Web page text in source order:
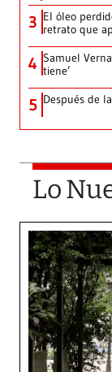
3 El óleo
retrato que
4 Samuel
tiene’
5 Después de
Lo